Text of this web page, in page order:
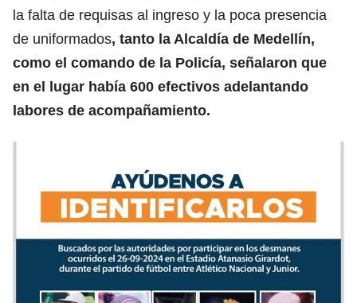
la falta de requisas al ingreso y la poca presencia
de uniformados, tanto la Alcaldía de Medellín,
como el comando de la Policía, señalaron que
en el lugar había 600 efectivos adelantando
labores de acompañamiento.